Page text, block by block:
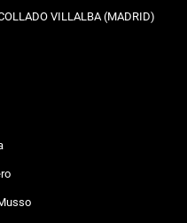
VILLALBA (MADRID)